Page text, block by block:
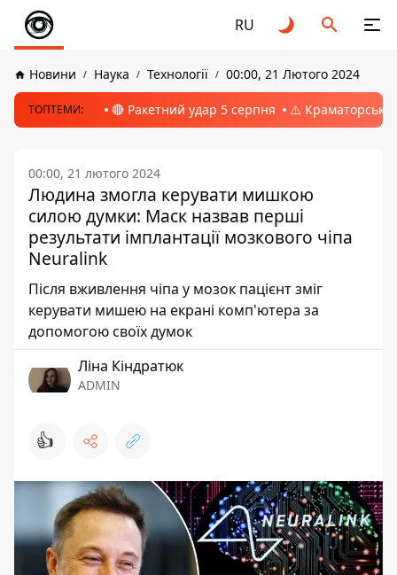
RU
Новини Наука Технології 00:00, 21 Лютого 2024
ТОПТЕМИ: 🔴 Ракетний удар 5 серпня ⚠️ Краматорськ,
00:00, 21 лютого 2024
Людина змогла керувати мишкою
силою думки: Маск назвав перші
результати імплантації мозкового чіпа
Neuralink
Після вживлення чіпа у мозок пацієнт зміг
керувати мишею на екрані комп'ютера за
допомогою своїх думок
Ліна Кіндратюк
ADMIN
👍